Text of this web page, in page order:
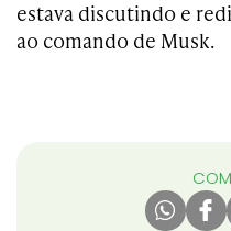
estava discutindo e
ao comando de Musk.